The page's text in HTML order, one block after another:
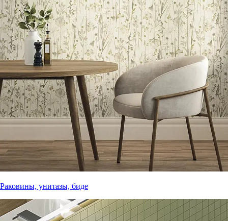
Раковины, унитазы, биде